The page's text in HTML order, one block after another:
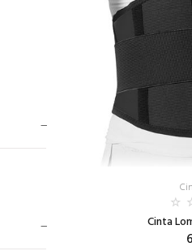
Cinta